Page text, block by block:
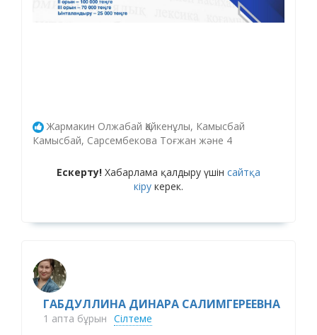
Жармакин Олжабай Қайкенұлы, Камысбай
Камысбай, Сарсембекова Тоғжан және 4
Ескерту! Хабарлама қалдыру үшін сайтқа
кіру керек.
ГАБДУЛЛИНА ДИНАРА САЛИМГЕРЕЕВНА
1 апта бұрын Сілтеме